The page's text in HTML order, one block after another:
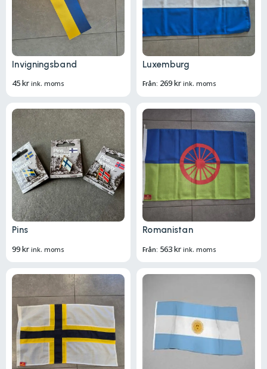
Invigningsband
45kr ink. moms
Luxemburg
Från: 269kr ink. moms
Pins
99kr ink. moms
Romanistan
Från: 563kr ink. moms